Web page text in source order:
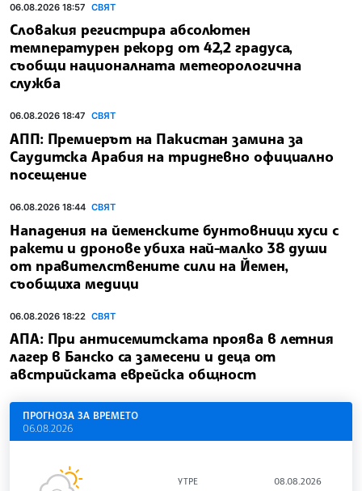
06.08.2026 18:57 СВЯТ
Словакия регистрира абсолютен
температурен рекорд от 42,2 градуса,
съобщи националната метеорологична
служба
06.08.2026 18:47 СВЯТ
АПП: Премиерът на Пакистан замина за
Саудитска Арабия на тридневно официално
посещение
06.08.2026 18:44 СВЯТ
Нападения на йеменските бунтовници хуси с
ракети и дронове убиха най-малко 38 души
от правителствените сили на Йемен,
съобщиха медици
06.08.2026 18:22 СВЯТ
АПА: При антисемитската проява в летния
лагер в Банско са замесени и деца от
австрийската еврейска общност
ПРОГНОЗА ЗА ВРЕМЕТО
06.08.2026
УТРЕ 08.08.2026